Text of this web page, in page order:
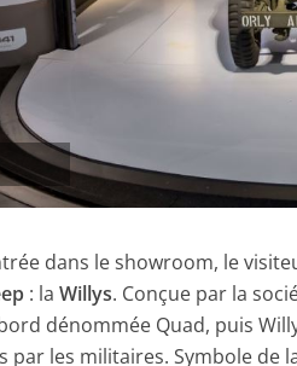
dans le showroom, le
: laWillys. Conçue par la
dénommée Quad, puis
par les militaires. Symbole de